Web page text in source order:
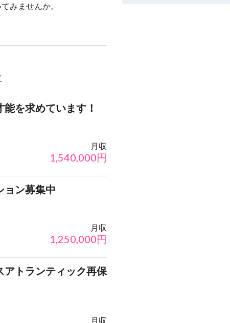
みませんか。
を求めています！
月収
1,540,000円
ョン募集中
月収
1,250,000円
トランティック再保
月収